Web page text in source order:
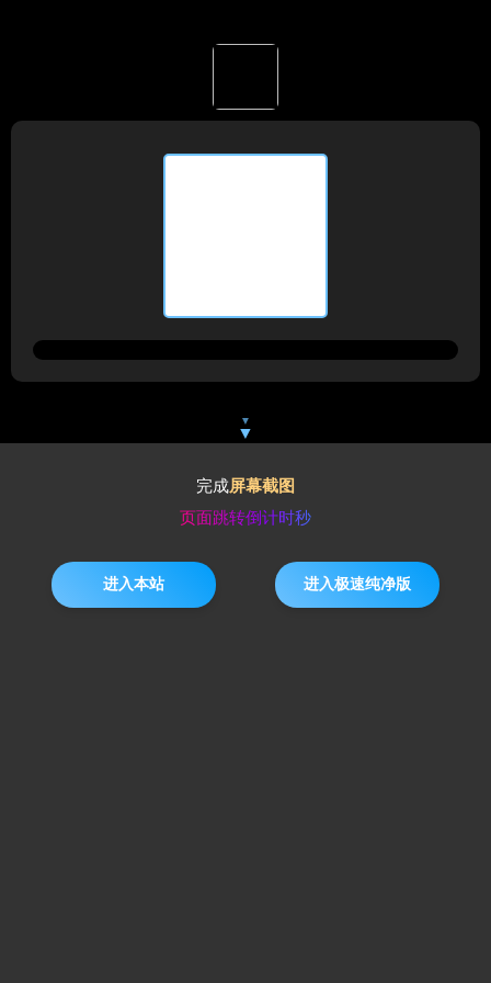
▼
▼
完成屏幕截图
页面跳转倒计时秒
进入本站 进入极速纯净版